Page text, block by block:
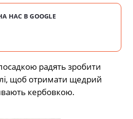
НАС В GOOGLE
радять зробити
щоб отримати щедрий
кербовкою.